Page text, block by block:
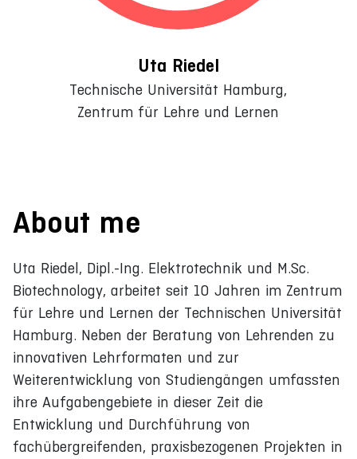
Uta Riedel
Technische Universität Hamburg,
Zentrum für Lehre und Lernen
About me
Uta Riedel, Dipl.-Ing. Elektrotechnik und M.Sc.
Biotechnology, arbeitet seit 10 Jahren im Zentrum
für Lehre und Lernen der Technischen Universität
Hamburg. Neben der Beratung von Lehrenden zu
innovativen Lehrformaten und zur
Weiterentwicklung von Studiengängen umfassten
ihre Aufgabengebiete in dieser Zeit die
Entwicklung und Durchführung von
fachübergreifenden, praxisbezogenen Projekten in